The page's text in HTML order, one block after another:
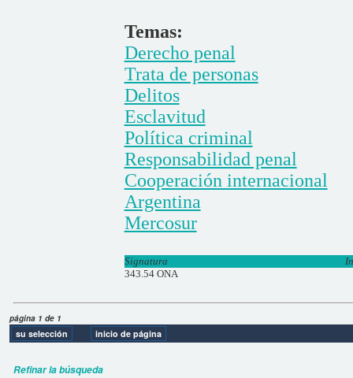
Temas:
Derecho penal
Trata de personas
Delitos
Esclavitud
Política criminal
Responsabilidad penal
Cooperación internacional
Argentina
Mercosur
Signatura
343.54 ONA
página 1 de 1
Refinar la búsqueda